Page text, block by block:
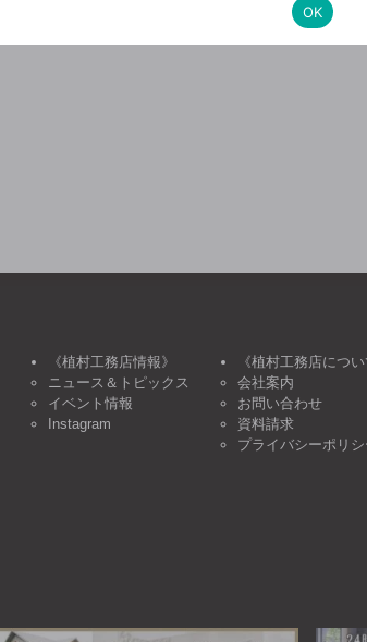
《植村工務店情報》
ニュース＆トピックス
イベント情報
Instagram
《植村工務店につい
会社案内
お問い合わせ
資料請求
プライバシーポリシ
OK